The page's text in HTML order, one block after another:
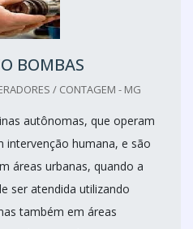
BOMBAS
/ CONTAGEM - MG
autônomas, que operam
humana, e são
áreas urbanas, quando a
ser atendida utilizando
também em áreas